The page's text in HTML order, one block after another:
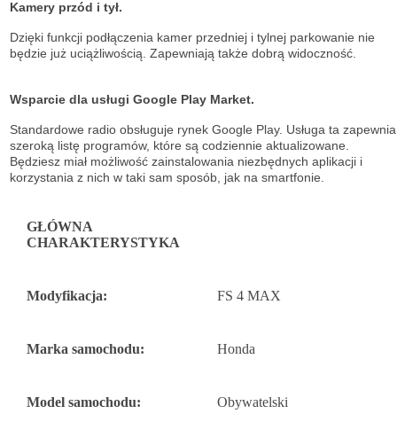
Kamery przód i tył.
Dzięki funkcji podłączenia kamer przedniej i tylnej parkowanie nie
będzie już uciążliwością. Zapewniają także dobrą widoczność.
Wsparcie dla usługi Google Play Market.
Standardowe radio obsługuje rynek Google Play. Usługa ta zapewnia
szeroką listę programów, które są codziennie aktualizowane.
Będziesz miał możliwość zainstalowania niezbędnych aplikacji i
korzystania z nich w taki sam sposób, jak na smartfonie.
GŁÓWNA
CHARAKTERYSTYKA
Modyfikacja: FS 4 MAX
Marka samochodu: Honda
Model samochodu: Obywatelski